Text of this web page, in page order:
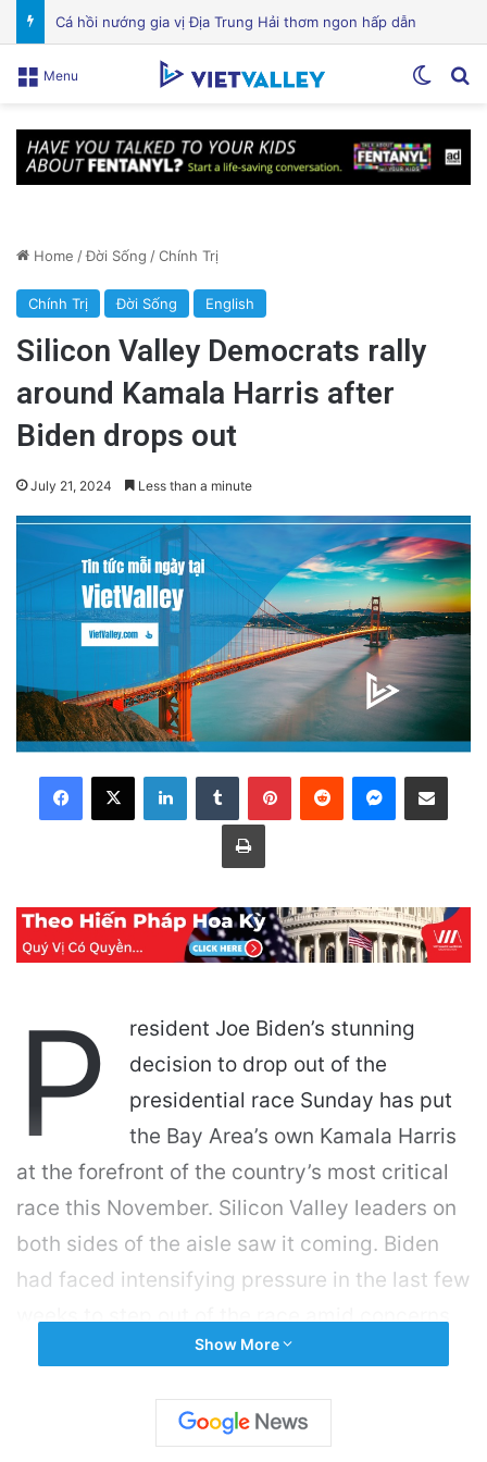
Menu
Home /Đời Sống /Chính Trị
Chính Trị Đời Sống English
Silicon Valley Democrats rally
around Kamala Harris after
Biden drops out
July 21, 2024 Less than a minute
LinkedInTumblr PinterestReddit Messenger
Share via Email
Print
P
resident Joe Biden’s stunning
decision to drop out of the
presidential race Sunday has put
the Bay Area’s own Kamala Harris
at the forefront of the country’s most critical
race this November. Silicon Valley leaders on
both sides of the aisle saw it coming. Biden
had faced intensifying pressure in the last few
weeks to step out of the race amid concerns
about his age and cognitive ability, including
Lofgren. Biden initially vowed to continue and
Show More